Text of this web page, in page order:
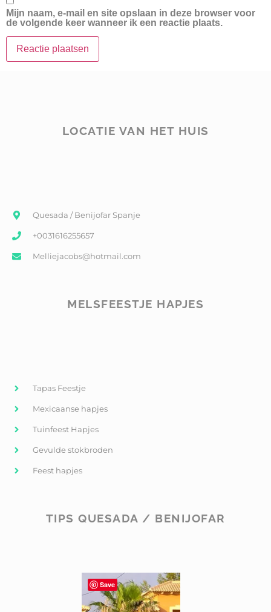
Mijn naam, e-mail en site opslaan in deze browser voor
de volgende keer wanneer ik een reactie plaats.
LOCATIE VAN HET HUIS
Quesada / Benijofar Spanje
+0031616255657
Melliejacobs@hotmail.com
MELSFEESTJE HAPJES
Tapas Feestje
Mexicaanse hapjes
Tuinfeest Hapjes
Gevulde stokbroden
Feest hapjes
TIPS QUESADA / BENIJOFAR
Save